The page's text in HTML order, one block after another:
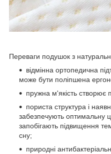
Переваги подушок з
відмінна ортопедична
може бути поліпшена
пружна м'якість
пориста структура і
забезпечують оптимальну
запобігають підвищення
сну;
природні